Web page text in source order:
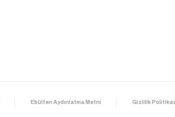
Ebülten Aydınlatma Metni Gizlilik